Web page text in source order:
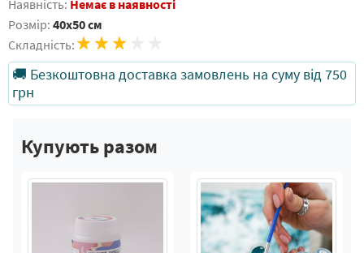
Наявність: Немає в наявності
Розмір: 40x50 см
Складність:
🚚 Безкоштовна доставка замовлень на суму від 750
грн
Купують разом